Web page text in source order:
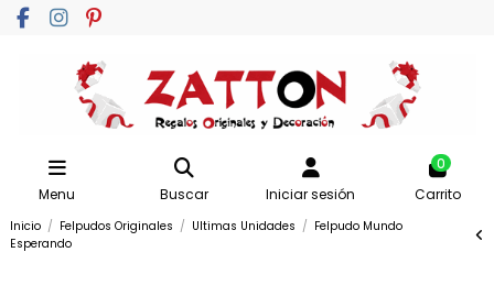
Menu Buscar Iniciar sesión
0
Carrito
Inicio Felpudos Originales Ultimas Unidades
Felpudo Mundo
Esperando